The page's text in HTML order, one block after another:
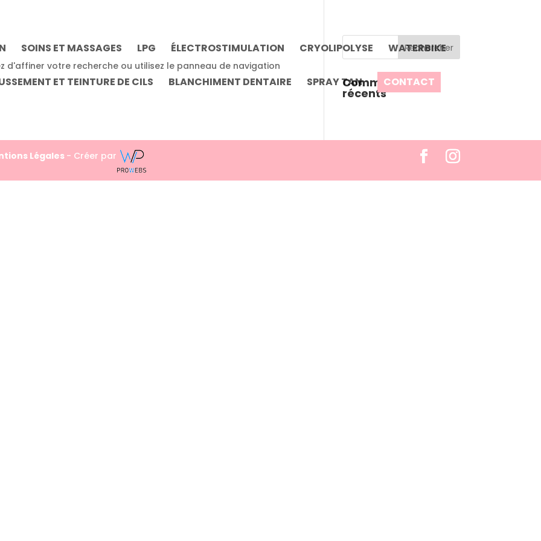
SOINS ET MASSAGES LPG ÉLECTROSTIMULATION CRYOLIPOLYSE WATERBIKE
ET TEINTURE DE CILS BLANCHIMENT DENTAIRE SPRAY TAN CONTACT
d'affiner votre recherche ou utilisez le panneau de navigation
Commentaires
récents
Légales - Créer par